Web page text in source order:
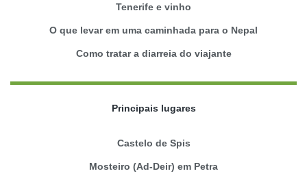
Tenerife e vinho
O que levar em uma caminhada para o Nepal
Como tratar a diarreia do viajante
Principais lugares
Castelo de Spis
Mosteiro (Ad-Deir) em Petra